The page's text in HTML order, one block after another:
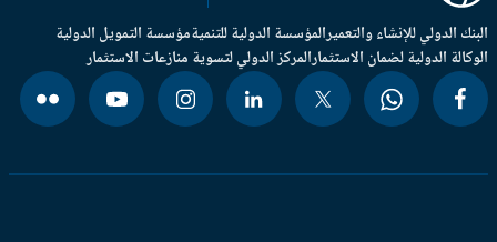
الدولي للإنشاء والتعميرالمؤسسة الدولية للتنميةمؤسسة التمويل الدولية
الدولية لضمان الاستثمارالمركز الدولي لتسوية منازعات الاستثمار